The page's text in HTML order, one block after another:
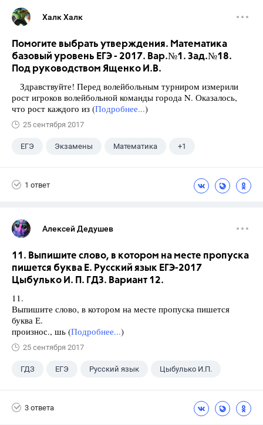
Халк Халк
Помогите выбрать утверждения. Математика
базовый уровень ЕГЭ - 2017. Вар.№1. Зад.№18.
Под руководством Ященко И.В.
Здравствуйте! Перед волейбольным турниром измерили
рост игроков волейбольной команды города N. Оказалось,
что рост каждого из (Подробнее...)
25 сентября 2017
ЕГЭ Экзамены Математика +1
1 ответ
Алексей Дедушев
11. Выпишите слово, в котором на месте пропуска
пишется буква Е. Русский язык ЕГЭ-2017
Цыбулько И. П. ГДЗ. Вариант 12.
11.
Выпишите слово, в котором на месте пропуска пишется
буква Е.
произнос., шь (Подробнее...)
25 сентября 2017
ГДЗ ЕГЭ Русский язык Цыбулько И.П.
3 ответа